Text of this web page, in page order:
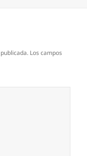
Los campos